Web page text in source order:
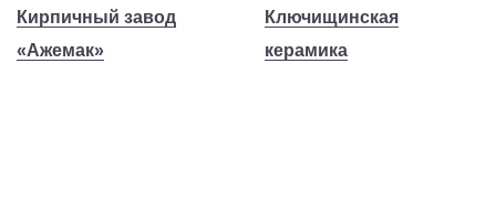
Кирпичный завод
«Ажемак»
Ключищинская
керамика